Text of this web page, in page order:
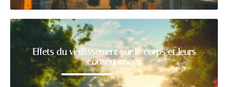
Effets du vieillissement sur le corps et leurs
conséquences